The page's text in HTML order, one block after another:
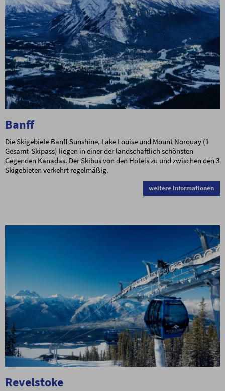
Banff
Die Skigebiete Banff Sunshine, Lake Louise und Mount Norquay (1
Gesamt-Skipass) liegen in einer der landschaftlich schönsten
Gegenden Kanadas. Der Skibus von den Hotels zu und zwischen den 3
Skigebieten verkehrt regelmäßig.
weitere Informationen
Revelstoke